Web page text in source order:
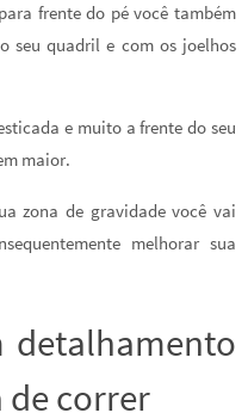
frente do pé você também
seu quadril e com os joelhos
e muito a frente do seu
maior.
zona de gravidade você vai
melhorar sua
detalhamento
de correr